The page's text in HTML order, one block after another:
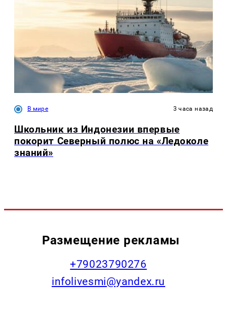
В мире 3 часа назад
Школьник из Индонезии впервые
покорит Северный полюс на «Ледоколе
знаний»
Размещение рекламы
+79023790276
infolivesmi@yandex.ru